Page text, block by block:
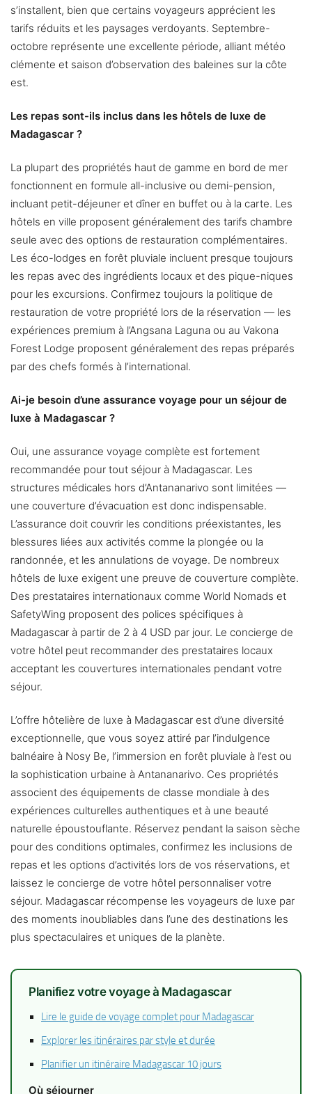
s’installent, bien que certains voyageurs apprécient les
tarifs réduits et les paysages verdoyants. Septembre-
octobre représente une excellente période, alliant météo
clémente et saison d’observation des baleines sur la côte
est.
Les repas sont-ils inclus dans les hôtels de luxe de
Madagascar ?
La plupart des propriétés haut de gamme en bord de mer
fonctionnent en formule all-inclusive ou demi-pension,
incluant petit-déjeuner et dîner en buffet ou à la carte. Les
hôtels en ville proposent généralement des tarifs chambre
seule avec des options de restauration complémentaires.
Les éco-lodges en forêt pluviale incluent presque toujours
les repas avec des ingrédients locaux et des pique-niques
pour les excursions. Confirmez toujours la politique de
restauration de votre propriété lors de la réservation — les
expériences premium à l’Angsana Laguna ou au Vakona
Forest Lodge proposent généralement des repas préparés
par des chefs formés à l’international.
Ai-je besoin d’une assurance voyage pour un séjour de
luxe à Madagascar ?
Oui, une assurance voyage complète est fortement
recommandée pour tout séjour à Madagascar. Les
structures médicales hors d’Antananarivo sont limitées —
une couverture d’évacuation est donc indispensable.
L’assurance doit couvrir les conditions préexistantes, les
blessures liées aux activités comme la plongée ou la
randonnée, et les annulations de voyage. De nombreux
hôtels de luxe exigent une preuve de couverture complète.
Des prestataires internationaux comme World Nomads et
SafetyWing proposent des polices spécifiques à
Madagascar à partir de 2 à 4 USD par jour. Le concierge de
votre hôtel peut recommander des prestataires locaux
acceptant les couvertures internationales pendant votre
séjour.
L’offre hôtelière de luxe à Madagascar est d’une diversité
exceptionnelle, que vous soyez attiré par l’indulgence
balnéaire à Nosy Be, l’immersion en forêt pluviale à l’est ou
la sophistication urbaine à Antananarivo. Ces propriétés
associent des équipements de classe mondiale à des
expériences culturelles authentiques et à une beauté
naturelle époustouflante. Réservez pendant la saison sèche
pour des conditions optimales, confirmez les inclusions de
repas et les options d’activités lors de vos réservations, et
laissez le concierge de votre hôtel personnaliser votre
séjour. Madagascar récompense les voyageurs de luxe par
des moments inoubliables dans l’une des destinations les
plus spectaculaires et uniques de la planète.
Planifiez votre voyage à Madagascar
Lire le guide de voyage complet pour Madagascar
Explorer les itinéraires par style et durée
Planifier un itinéraire Madagascar 10 jours
Où séjourner